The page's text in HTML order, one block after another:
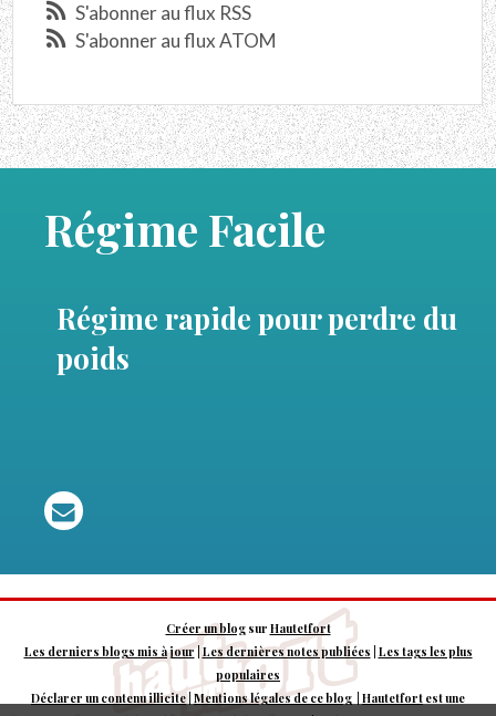
S'abonner au flux RSS
S'abonner au flux ATOM
Régime Facile
Régime rapide pour perdre du
poids
Créer un blogsur Hautetfort
Les derniers blogs mis à jour| Les dernières notes publiées Les tags les plus
populaires
Déclarer un contenu illicite Mentions légales de ce blog Hautetfort est une